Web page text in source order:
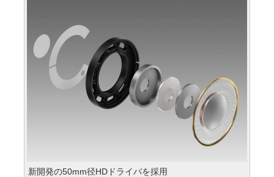
新開発の50mm径HDドライバを採用